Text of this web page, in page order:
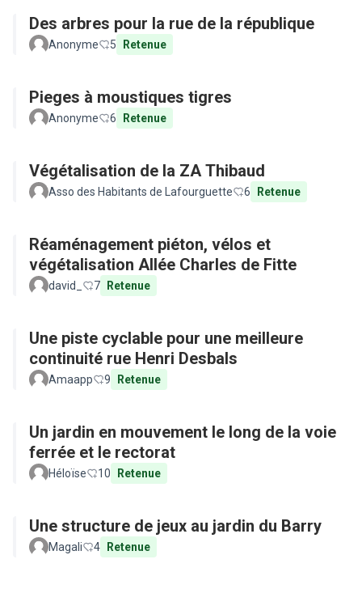
Des arbres pour la rue de la république
Anonyme 5 Retenue
Pieges à moustiques tigres
Anonyme 6 Retenue
Végétalisation de la ZA Thibaud
Asso des Habitants de Lafourguette 6 Retenue
Réaménagement piéton, vélos et
végétalisation Allée Charles de Fitte
david_ 7 Retenue
Une piste cyclable pour une meilleure
continuité rue Henri Desbals
Amaapp 9 Retenue
Un jardin en mouvement le long de la voie
ferrée et le rectorat
Héloïse 10 Retenue
Une structure de jeux au jardin du Barry
Magali 4 Retenue